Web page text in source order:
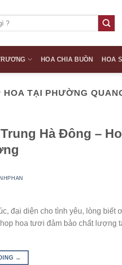
HOA CHIA BUỒN HOA
HOA TẠI PHƯỜNG
Hà Đông –
đại diện cho tình yêu, lòng biết
hoa tươi đảm bảo chất lượng
→